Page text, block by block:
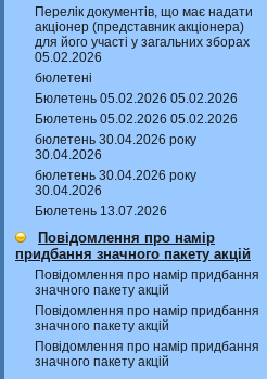
Перелік документів, що має надати
акціонер (представник акціонера)
для його участі у загальних зборах
05.02.2026
бюлетені
Бюлетень 05.02.2026 05.02.2026
Бюлетень 05.02.2026 05.02.2026
бюлетень 30.04.2026 року
30.04.2026
бюлетень 30.04.2026 року
30.04.2026
Бюлетень 13.07.2026
Повідомлення про намір
придбання значного пакету акцій
Повідомлення про намір придбання
значного пакету акцій
Повідомлення про намір придбання
значного пакету акцій
Повідомлення про намір придбання
значного пакету акцій